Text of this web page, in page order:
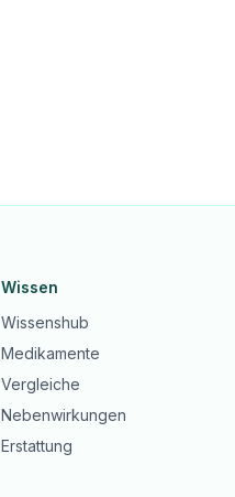
Wissen
Wissenshub
Medikamente
Vergleiche
Nebenwirkungen
Erstattung